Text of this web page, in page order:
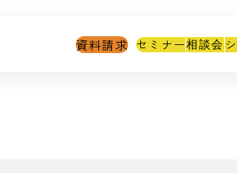
資料請求 セミナー 相談会